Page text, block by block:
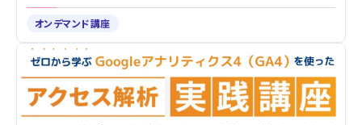
オンデマンド講座